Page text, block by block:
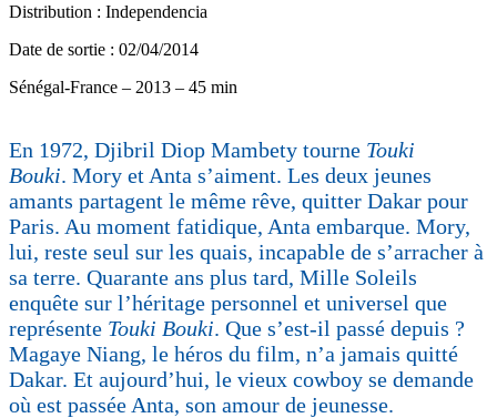
Distribution : Independencia
Date de sortie : 02/04/2014
Sénégal-France – 2013 – 45 min
En 1972, Djibril Diop Mambety tourne Touki
Bouki. Mory et Anta s’aiment. Les deux jeunes
amants partagent le même rêve, quitter Dakar pour
Paris. Au moment fatidique, Anta embarque. Mory,
lui, reste seul sur les quais, incapable de s’arracher à
sa terre. Quarante ans plus tard, Mille Soleils
enquête sur l’héritage personnel et universel que
représente Touki Bouki. Que s’est-il passé depuis ?
Magaye Niang, le héros du film, n’a jamais quitté
Dakar. Et aujourd’hui, le vieux cowboy se demande
où est passée Anta, son amour de jeunesse.